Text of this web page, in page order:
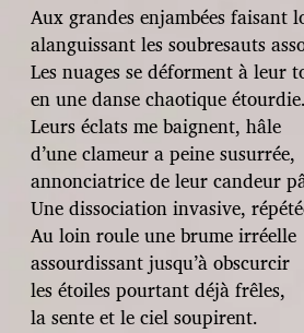
Aux grandes enjambées faisant
alanguissant les soubresauts
Les nuages se déforment à leur
en une danse chaotique étourdie.
Leurs éclats me baignent, hâle
d’une clameur a peine susurrée,
annonciatrice de leur candeur
Une dissociation invasive,
Au loin roule une brume irréelle
assourdissant jusqu’à obscurcir
les étoiles pourtant déjà frêles,
la sente et le ciel soupirent.